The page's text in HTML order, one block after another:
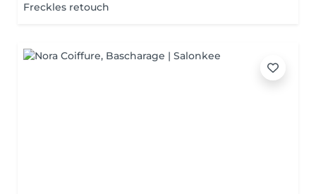
Freckles retouch